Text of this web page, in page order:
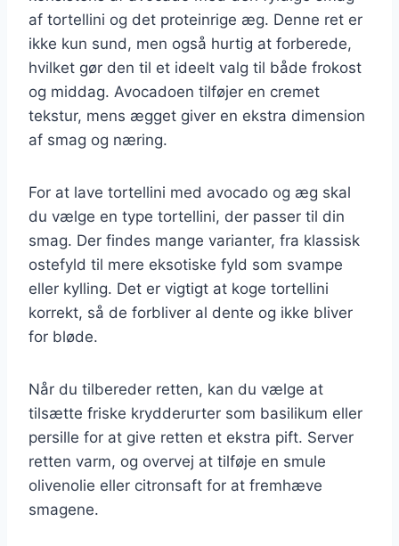
af tortellini og det proteinrige æg. Denne ret er
ikke kun sund, men også hurtig at forberede,
hvilket gør den til et ideelt valg til både frokost
og middag. Avocadoen tilføjer en cremet
tekstur, mens ægget giver en ekstra dimension
af smag og næring.
For at lave tortellini med avocado og æg skal
du vælge en type tortellini, der passer til din
smag. Der findes mange varianter, fra klassisk
ostefyld til mere eksotiske fyld som svampe
eller kylling. Det er vigtigt at koge tortellini
korrekt, så de forbliver al dente og ikke bliver
for bløde.
Når du tilbereder retten, kan du vælge at
tilsætte friske krydderurter som basilikum eller
persille for at give retten et ekstra pift. Server
retten varm, og overvej at tilføje en smule
olivenolie eller citronsaft for at fremhæve
smagene.